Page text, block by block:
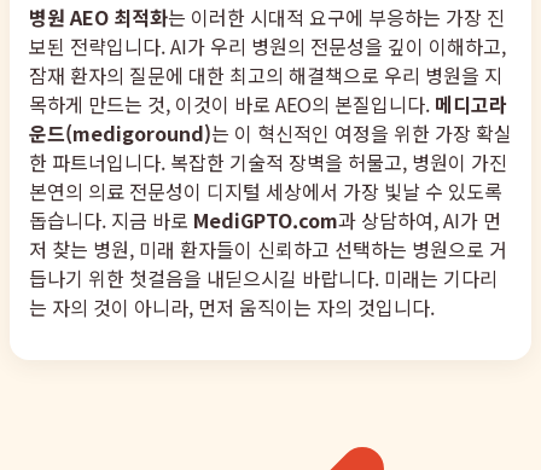
병원 AEO 최적화는 이러한 시대적 요구에 부응하는 가장 진
보된 전략입니다. AI가 우리 병원의 전문성을 깊이 이해하고,
잠재 환자의 질문에 대한 최고의 해결책으로 우리 병원을 지
목하게 만드는 것, 이것이 바로 AEO의 본질입니다. 메디고라
운드(medigoround)는 이 혁신적인 여정을 위한 가장 확실
한 파트너입니다. 복잡한 기술적 장벽을 허물고, 병원이 가진
본연의 의료 전문성이 디지털 세상에서 가장 빛날 수 있도록
돕습니다. 지금 바로 MediGPTO.com과 상담하여, AI가 먼
저 찾는 병원, 미래 환자들이 신뢰하고 선택하는 병원으로 거
듭나기 위한 첫걸음을 내딛으시길 바랍니다. 미래는 기다리
는 자의 것이 아니라, 먼저 움직이는 자의 것입니다.